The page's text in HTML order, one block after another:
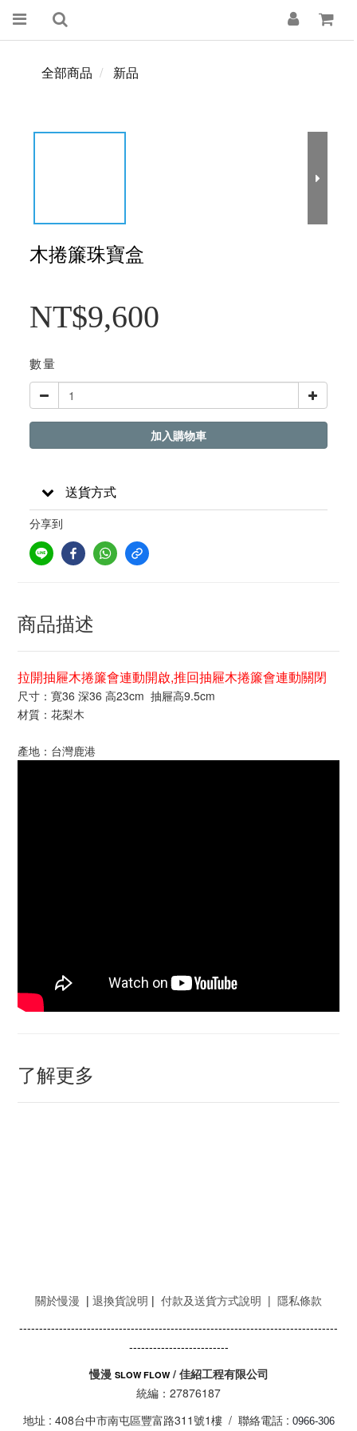
全部商品 新品
木捲簾珠寶盒
NT$9,600
數量
加入購物車
送貨方式
分享到
商品描述
拉開抽屜木捲簾會連動開啟,推回抽屜木捲簾會連動關閉
尺寸：寛36 深36 高23cm 抽屜高9.5cm
材質：花梨木
產地：台灣鹿港
了解更多
關於慢漫 | 退換貨說明 | 付款及送貨方式說明 | 隱私條款
--------------------------------------------------------------------------------
-------------------------
慢漫 SLOW FLOW/ 佳紹工程有限公司
統編：27876187
地址 : 408台中市南屯區豐富路311號1樓 / 聯絡電話 : 0966-306